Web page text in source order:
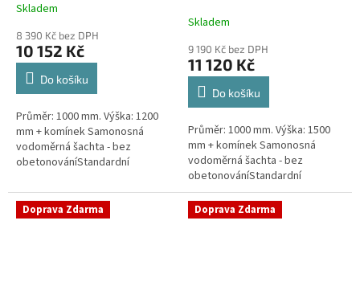
Průměrné
produktu
je
4,4
hvězdiček.
Skladem
8 390 Kč bez DPH
10 152 Kč
Do košíku
Průměr: 1000 mm. Výška: 1200
mm + komínek Samonosná
vodoměrná šachta - bez
obetonováníStandardní
přání) Český výrobek! Pro
případné dotazy, či...
Skladem
9 190 Kč bez DPH
11 120 Kč
Do košíku
Průměr: 1000 mm. Výška: 1500
mm + komínek Samonosná
vodoměrná šachta - bez
obetonováníStandardní
prostupy šachty DN32 (jiné na
přání) Český výrobek! Pro
případné dotazy, či...
Doprava Zdarma Doprava Zdarma